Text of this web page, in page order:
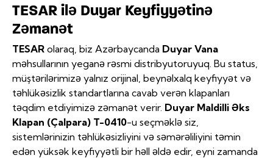
TESAR ilə Duyar Keyfiyyətinə
Zəmanət
TESAR olaraq, biz Azərbaycanda Duyar Vana
məhsullarının yeganə rəsmi distribyutoruyuq. Bu status,
müştərilərimizə yalnız orijinal, beynəlxalq keyfiyyət və
təhlükəsizlik standartlarına cavab verən klapanları
təqdim etdiyimizə zəmanət verir. Duyar Maldilli Əks
Klapan (Çalpara) T-0410-u seçməklə siz,
sistemlərinizin təhlükəsizliyini və səmərəliliyini təmin
edən yüksək keyfiyyətli bir həll əldə edir, eyni zamanda